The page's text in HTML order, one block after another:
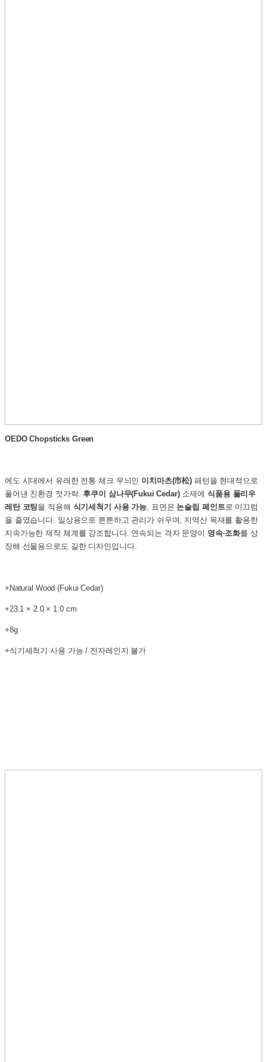
OEDO Chopsticks Green
에도 시대에서 유래한 전통 체크 무늬인 이치마츠(市松) 패턴을 현대적으로
풀어낸 친환경 젓가락. 후쿠이 삼나무(Fukui Cedar)소재에식품용 폴리우
레탄 코팅을 적용해 식기세척기 사용 가능, 표면은 논슬립 페인트로 미끄럼
을 줄였습니다. 일상용으로 튼튼하고 관리가 쉬우며, 지역산 목재를 활용한
지속가능한 제작 체계를 강조합니다. 연속되는 격자 문양이 영속·조화를 상
징해 선물용으로도 길한 디자인입니다.
+Natural Wood (Fukui Cedar)
+23.1 × 2.0 × 1.0 cm
+8g
+식기세척기 사용 가능 / 전자레인지 불가